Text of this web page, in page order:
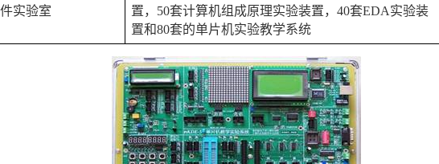
实验室
置， 50套计算机组成原理实验装置，40套EDA实验装
置和80套的单片机实验教学系统